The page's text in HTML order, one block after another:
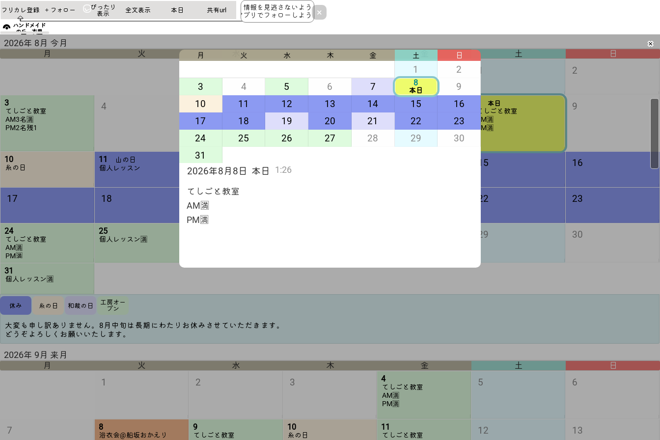
×
情報を見逃さないよう
アプリでフォローしよう！
ハンドメイド
の丘 衣里
共有url
本日
全文表示
ぴったり
表示
＋フォロー
フリカレ登録
1 2 3 4
てしごと教室
AM🈵
PM🈵
5 6
7 8
浴衣会@船坂おかえり
9
てしごと教室
10
糸の日
11
てしごと教室
12 13
2026年 9月 来月
月 火 水 木 金 土 日
1 2
3
てしごと教室
AM3名🈵
PM2名残1
4 5
てしごと教室
AM🈵
6
和裁の日
てしごと教室あり
本日
てしごと教室
AM🈵
PM🈵
9
10
糸の日
11
山の日
個人レッスン
12 15 16
17 18 19
和裁の日 22 23
24
てしごと教室
AM🈵
PM🈵
25
個人レッスン🈵 29 30
31
個人レッスン🈵
休み 糸の日 和裁の日
工房オー
プン
大変も申し訳ありません。8月中旬は長期にわたりお休みさせていただきます。
どうぞよろしくお願いいたします。
2026年 8月 今月
月 火 木 土 日
✖
月 火 水 木 金 土 日
1
2
3
4 5 6 7 8
本日
9
10
11 12 13 14 15
16
17
18 19 20 21 22
23
24
25 26 27 28 29
30
31
2026年8月8日 本日 1:26
てしごと教室
AM🈵
PM🈵